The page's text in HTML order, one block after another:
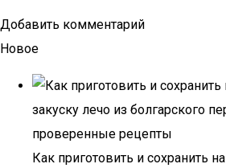
Добавить комментарий
Новое
Как приготовить и сохранить